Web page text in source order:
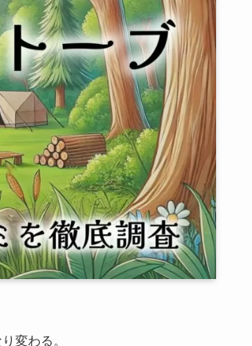
変わる。